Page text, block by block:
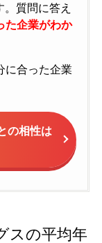
質問に答え
た企業がわか
に合った企業
の相性は
スの平均年